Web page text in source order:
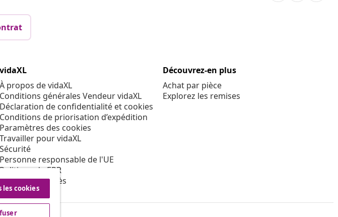
vidaXL
À propos de vidaXL
Conditions générales Vendeur vidaXL
Déclaration de confidentialité et cookies
Conditions de priorisation d’expédition
Paramètres des cookies
Travailler pour vidaXL
Sécurité
Personne responsable de l'UE
Politique de EPR
Condition d'accès
Découvrez-en plus
Achat par pièce
Explorez les remises
cookies